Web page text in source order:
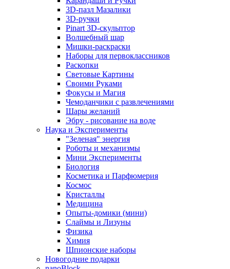
3D-пазл Мазалики
3D-ручки
Pinart 3D-скульптор
Волшебный шар
Мишки-раскраски
Наборы для первоклассников
Раскопки
Световые Картины
Своими Руками
Фокусы и Магия
Чемоданчики с развлечениями
Шары желаний
Эбру - рисование на воде
Наука и Эксперименты
"Зеленая" энергия
Роботы и механизмы
Мини Эксперименты
Биология
Косметика и Парфюмерия
Космос
Кристаллы
Медицина
Опыты-домики (мини)
Слаймы и Лизуны
Физика
Химия
Шпионские наборы
Новогодние подарки